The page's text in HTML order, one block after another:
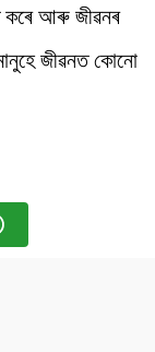
কৰে আৰু জীৱনৰ
জীৱনত কোনো